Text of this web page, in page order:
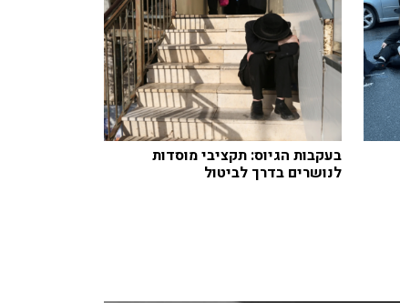
בעקבות הגיוס: תקציבי מוסדות
לנושרים בדרך לביטול